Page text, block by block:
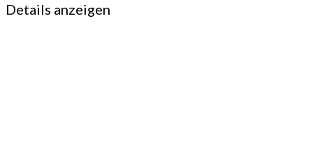
Details anzeigen